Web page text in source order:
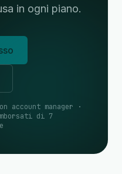
in ogni piano.
account manager ·
di 7